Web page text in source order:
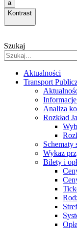
a
Kontrast
Szukaj
Aktualności
Transport
Analiza
Rozkład
Schematy
Wykaz
Bilety i